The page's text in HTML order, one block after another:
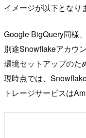
イメージが以下となり
Google BigQuery同様
別途Snowflakeアカウ
環境セットアップのた
現時点では、
トレージサービスは